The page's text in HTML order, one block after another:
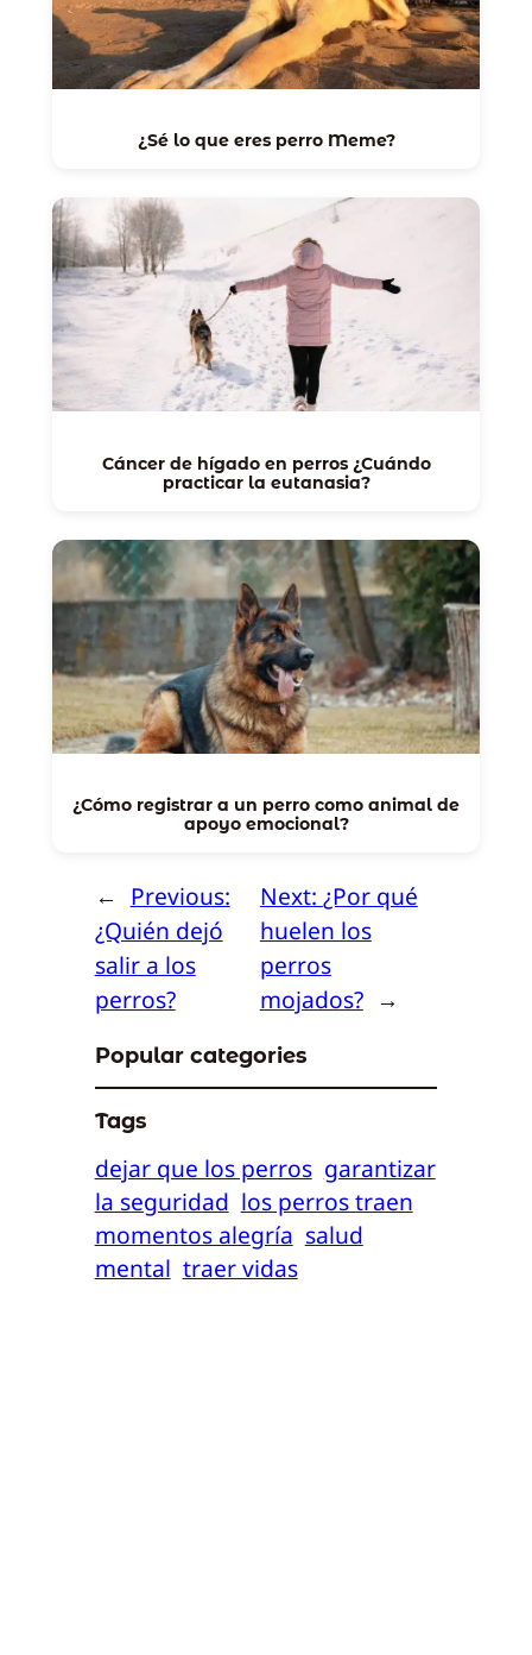
¿Sé lo que eres perro Meme?
Cáncer de hígado en perros ¿Cuándo
practicar la eutanasia?
¿Cómo registrar a un perro como animal de
apoyo emocional?
← Previous:
¿Quién dejó
salir a los
perros?
Next: ¿Por qué
huelen los
perros
mojados? →
Popular categories
Tags
dejar que los perros garantizar
la seguridad los perros traen
momentos alegría salud
mental traer vidas